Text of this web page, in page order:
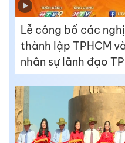
Lễ công bố các
thành lập TPHCM
nhân sự lãnh đạo